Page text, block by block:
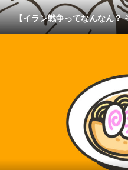
【イラン戦争ってなんなん？